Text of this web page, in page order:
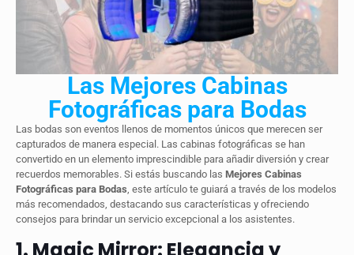
Las Mejores Cabinas
Fotográficas para Bodas
Las bodas son eventos llenos de momentos únicos que merecen ser
capturados de manera especial. Las cabinas fotográficas se han
convertido en un elemento imprescindible para añadir diversión y crear
recuerdos memorables. Si estás buscando las Mejores Cabinas
Fotográficas para Bodas , este artículo te guiará a través de los modelos
más recomendados, destacando sus características y ofreciendo
consejos para brindar un servicio excepcional a los asistentes.
1. Magic Mirror: Elegancia y